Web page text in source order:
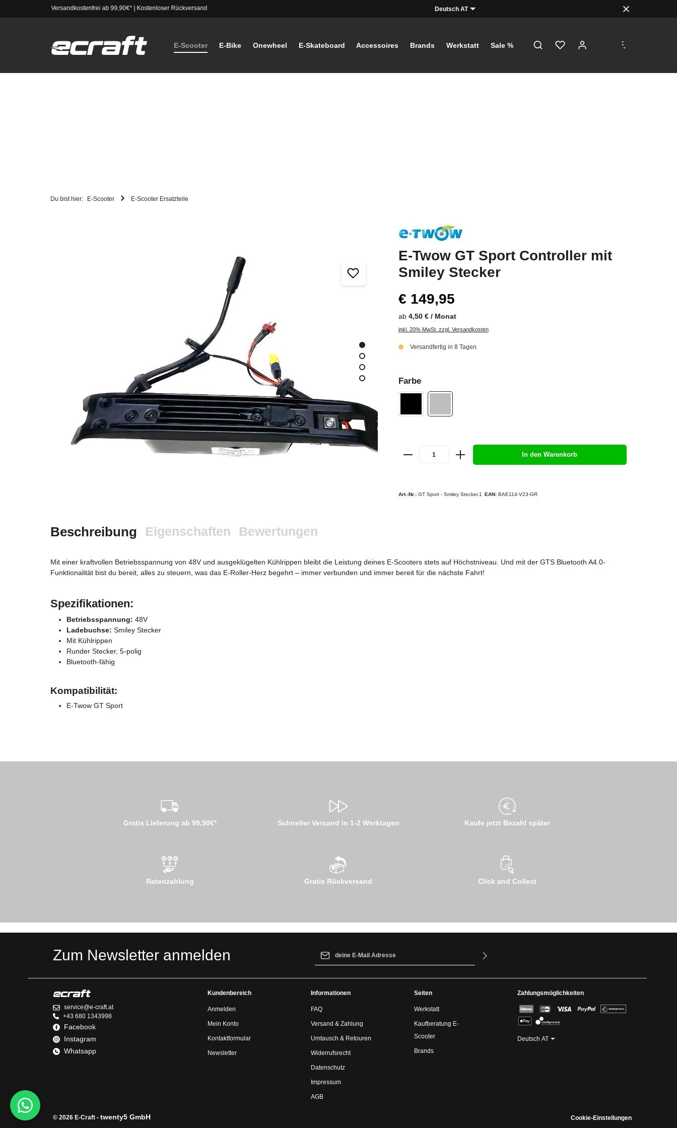
Versandkostenfrei ab 99,90€*| Kostenloser Rückversand Deutsch AT
E-Scooter E-Bike Onewheel E-Skateboard Accessoires Brands Werkstatt Sale %
...
Du bist hier: E-Scooter E-Scooter Ersatzteile
E-Twow GT Sport Controller mit
Smiley Stecker
€ 149,95
ab 4,50 € / Monat
inkl. 20% MwSt. zzgl. Versandkosten
Versandfertig in 8 Tagen
Farbe
In den Warenkorb
Art.-Nr.: GT Sport - Smiley Stecker.1 EAN: BAE114-V23-GR
Beschreibung Eigenschaften Bewertungen
Mit einer kraftvollen Betriebsspannung von 48V und ausgeklügelten Kühlrippen bleibt die Leistung deines E-Scooters stets auf Höchstniveau. Und mit der GTS Bluetooth A4.0-
Funktionalität bist du bereit, alles zu steuern, was das E-Roller-Herz begehrt – immer verbunden und immer bereit für die nächste Fahrt!
Spezifikationen:
Betriebsspannung: 48V
Ladebuchse: Smiley Stecker
Mit Kühlrippen
Runder Stecker, 5-polig
Bluetooth-fähig
Kompatibilität:
E-Twow GT Sport
Gratis Lieferung ab 99,90€* Schneller Versand in 1-2 Werktagen Kaufe jetzt Bezahl später
Ratenzahlung Gratis Rückversand Click and Collect
Zum Newsletter anmelden
einverstanden.
Zahlungsmöglichkeiten
Deutsch AT
service@e-craft.at
+43 680 1343998
Facebook
Instagram
Whatsapp
Kundenbereich
Anmelden
Mein Konto
Kontaktformular
Newsletter
Informationen
FAQ
Versand & Zahlung
Umtausch & Retouren
Widerrufsrecht
Datenschutz
Impressum
AGB
Seiten
Werkstatt
Kaufberatung E-
Scooter
Brands
© 2026 E-Craft - twenty5 GmbH Cookie-Einstellungen